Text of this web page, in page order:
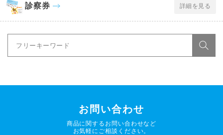
診察券 詳細を見る
お問い合わせ
商品に関するお問い合わせなど
お気軽にご相談ください。